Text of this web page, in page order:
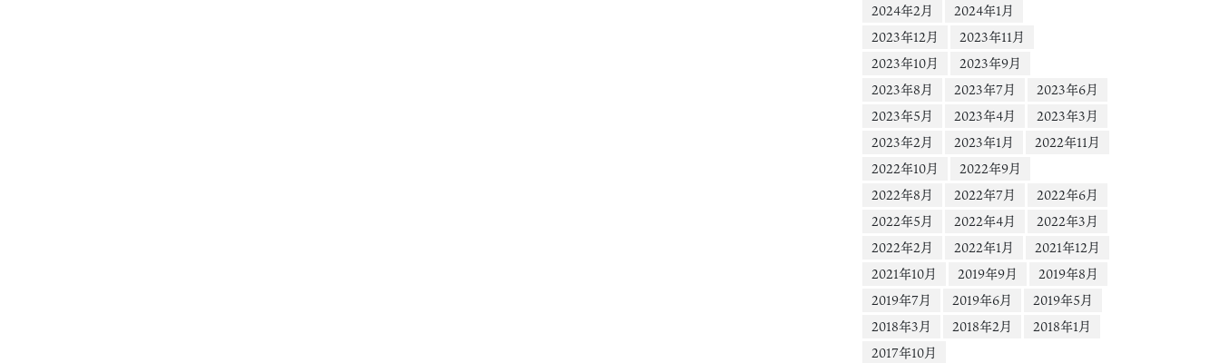
2024年2月
2024年1月
2023年12月
2023年11月
2023年10月
2023年9月
2023年8月
2023年7月
2023年6月
2023年5月
2023年4月
2023年3月
2023年2月
2023年1月
2022年11月
2022年10月
2022年9月
2022年8月
2022年7月
2022年6月
2022年5月
2022年4月
2022年3月
2022年2月
2022年1月
2021年12月
2021年10月
2019年9月
2019年8月
2019年7月
2019年6月
2019年5月
2018年3月
2018年2月
2018年1月
2017年10月